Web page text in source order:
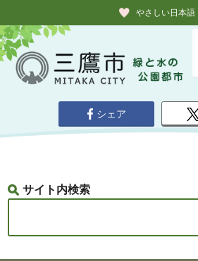
やさしい日本語
シェア
サイト内検索